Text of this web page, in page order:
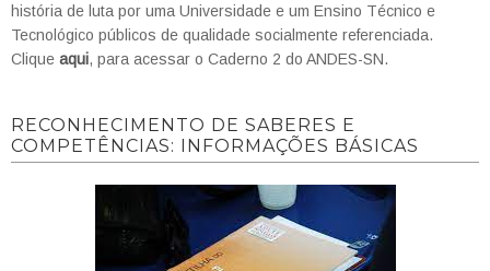
história de luta por uma Universidade e um Ensino Técnico e
Tecnológico públicos de qualidade socialmente referenciada.
Clique aqui, para acessar o Caderno 2 do ANDES-SN.
RECONHECIMENTO DE SABERES E
COMPETÊNCIAS: INFORMAÇÕES BÁSICAS